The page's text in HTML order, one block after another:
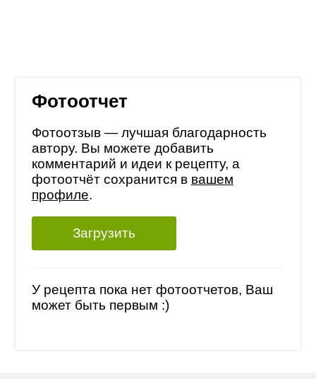
Фотоотчет
Фотоотзыв — лучшая благодарность
автору. Вы можете добавить
комментарий и идеи к рецепту, а
фотоотчёт сохранится в вашем
профиле.
Загрузить
У рецепта пока нет фотоотчетов, Ваш
может быть первым :)